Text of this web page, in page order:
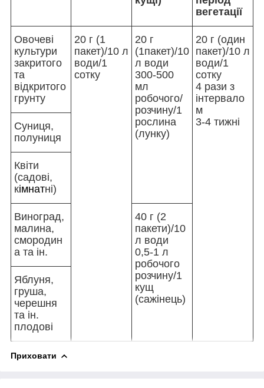
вегетації
Овочеві
культури
закритого
та
відкритого
грунту
20 г (1
пакет)/10 л
води/1
сотку
20 г
(1пакет)/10
л води
300-500
мл
робочого/
розчину/1
рослина
(лунку)
20 г (один
пакет)/10 л
води/1
сотку
4 рази з
інтервало
м
3-4 тижні
Суниця,
полуниця
Квіти
(садові,
кімнатні)
Виноград,
малина,
смородин
а та ін.
40 г (2
пакети)/10
л води
0,5-1 л
робочого
розчину/1
кущ
(сажінець)
Яблуня,
груша,
черешня
та ін.
плодові
Приховати